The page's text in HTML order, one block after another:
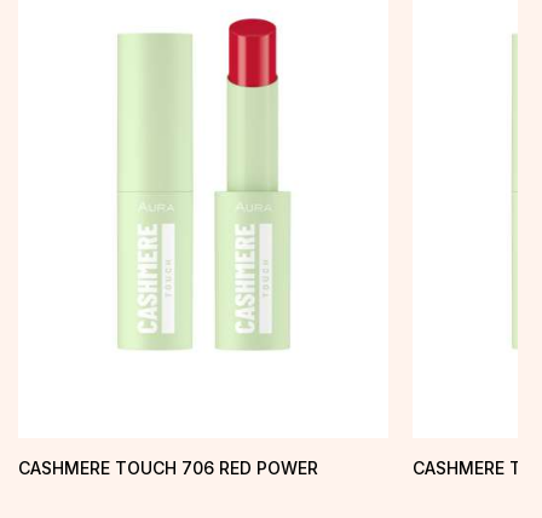
CASHMERE TOUCH 706 RED POWER CASHMERE